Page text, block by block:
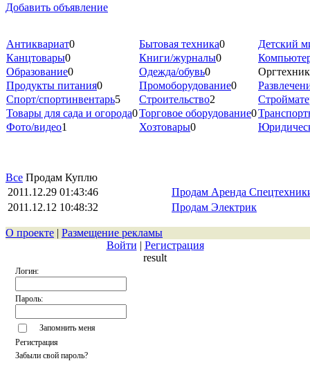
Добавить объявление
Антиквариат0 Бытовая техника0
Детский
Канцтовары0 Книги/журналы0
Образование0 Одежда/обувь0
Продукты питания0 Промоборудование0
Спорт/спортинвентарь5 Строительство2
Товары для сада и огорода0Торговое оборудование0
Фото/видео1 Хозтовары0
Все Продам Куплю
2011.12.29 01:43:46
Продам Аренда
2011.12.12 10:48:32
Продам Электрик
О проекте | Размещение рекламы
Войти | Регистрация
result
Логин:
Пароль:
Запомнить меня
Регистрация
Забыли свой пароль?